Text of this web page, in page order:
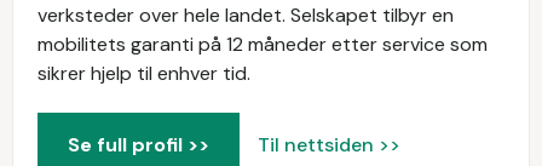
verksteder over hele landet. Selskapet tilbyr en
mobilitets garanti på 12 måneder etter service som
sikrer hjelp til enhver tid.
Se full profil >> Til nettsiden >>